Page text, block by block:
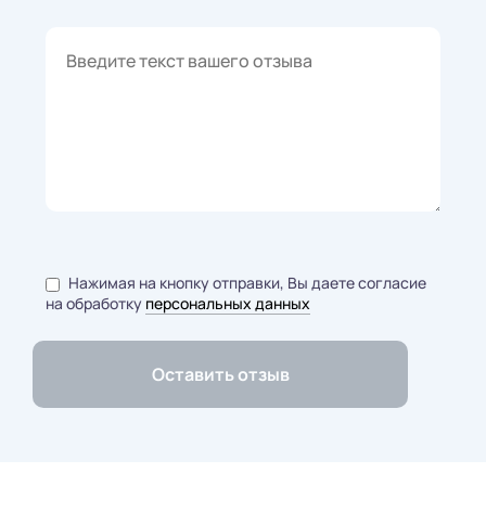
Нажимая на кнопку отправки, Вы даете согласие
на обработку персональных данных